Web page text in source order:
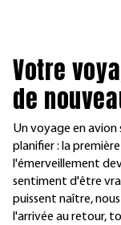
Votre
de
Un voyage en
planifier : la
l'émerveillement
sentiment d'être
puissent naître,
l'arrivée au retour,